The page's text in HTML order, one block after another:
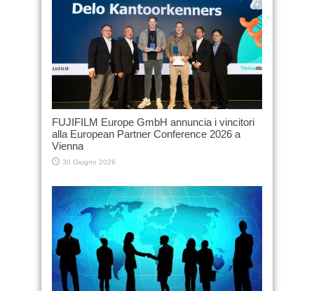
FUJIFILM Europe GmbH annuncia i vincitori
alla European Partner Conference 2026 a
Vienna
30 Giugno 2026